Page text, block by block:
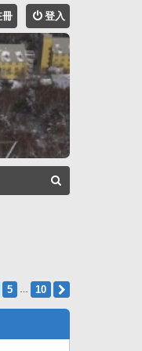
登入
冊
5 10